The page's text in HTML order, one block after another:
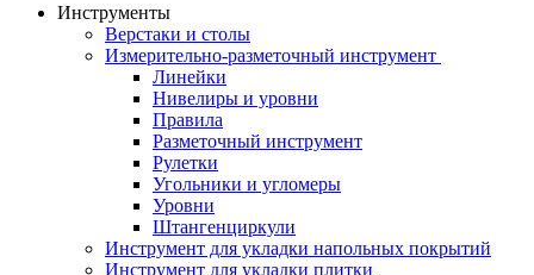
Инструменты
Верстаки и столы
Измерительно-разметочный инструмент
Линейки
Нивелиры и уровни
Правила
Разметочный инструмент
Рулетки
Угольники и угломеры
Уровни
Штангенциркули
Инструмент для укладки напольных покрытий
Инструмент для укладки плитки